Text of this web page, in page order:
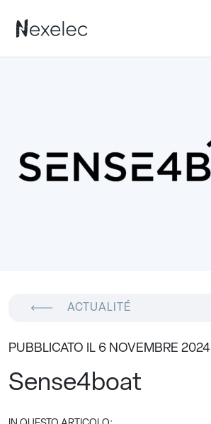
ACTUALITÉ
PUBBLICATO IL 6 NOVEMBRE 2024
Sense4boat